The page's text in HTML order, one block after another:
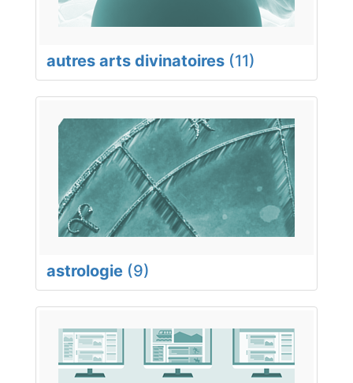
autres arts divinatoires (11)
astrologie (9)